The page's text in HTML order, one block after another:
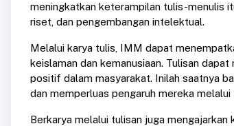
meningkatkan keterampilan tulis-menulis
riset, dan pengembangan intelektual.
Melalui karya tulis, IMM dapat
keislaman dan kemanusiaan. Tulisan
positif dalam masyarakat. Inilah saatnya
dan memperluas pengaruh mereka melalui
Berkarya melalui tulisan juga